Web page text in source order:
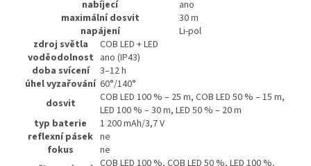
nabíjecí
ano
maximální dosvit
30 m
napájení
Li-pol
zdroj světla
COB LED + LED
voděodolnost ano (IP43)
doba svícení
3–12 h
úhel vyzařování 60°/140°
dosvit
COB LED 100 % – 25 m, COB LED 50 % – 15 m,
LED 100 % – 30 m, LED 50 % – 20 m
typ baterie
1 200 mAh/3,7 V
reflexní pásek ne
fokus
ne